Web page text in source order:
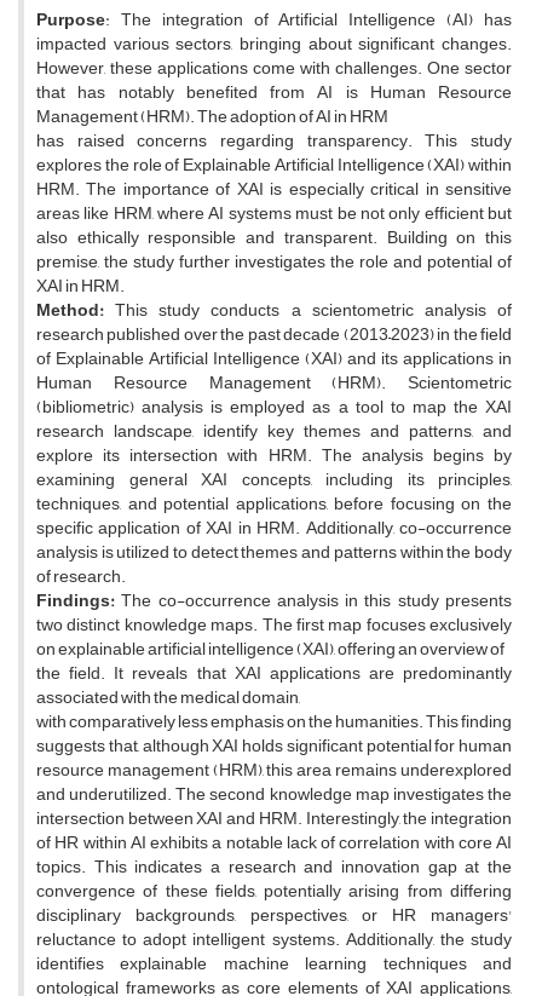
Purpose: The integration of Artificial Intelligence (AI) has
impacted various sectors, bringing about significant changes.
However, these applications come with challenges. One sector
that has notably benefited from AI is Human Resource
Management (HRM). The adoption of AI in HRM
has raised concerns regarding transparency. This study
explores the role of Explainable Artificial Intelligence (XAI) within
HRM. The importance of XAI is especially critical in sensitive
areas like HRM, where AI systems must be not only efficient but
also ethically responsible and transparent. Building on this
premise, the study further investigates the role and potential of
XAI in HRM.
Method: This study conducts a scientometric analysis of
research published over the past decade (2013–2023) in the field
of Explainable Artificial Intelligence (XAI) and its applications in
Human Resource Management (HRM). Scientometric
(bibliometric) analysis is employed as a tool to map the XAI
research landscape, identify key themes and patterns, and
explore its intersection with HRM. The analysis begins by
examining general XAI concepts, including its principles,
techniques, and potential applications, before focusing on the
specific application of XAI in HRM. Additionally, co-occurrence
analysis is utilized to detect themes and patterns within the body
of research.
Findings:The co-occurrence analysis in this study presents
two distinct knowledge maps. The first map focuses exclusively
on explainable artificial intelligence (XAI), offering an overview of
the field. It reveals that XAI applications are predominantly
associated with the medical domain,
with comparatively less emphasis on the humanities. This finding
suggests that, although XAI holds significant potential for human
resource management (HRM), this area remains underexplored
and underutilized. The second knowledge map investigates the
intersection between XAI and HRM. Interestingly, the integration
of HR within AI exhibits a notable lack of correlation with core AI
topics. This indicates a research and innovation gap at the
convergence of these fields, potentially arising from differing
disciplinary backgrounds, perspectives, or HR managers'
reluctance to adopt intelligent systems. Additionally, the study
identifies explainable machine learning techniques and
ontological frameworks as core elements of XAI applications,